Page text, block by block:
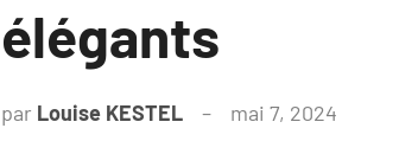
élégants
par Louise KESTEL mai 7, 2024